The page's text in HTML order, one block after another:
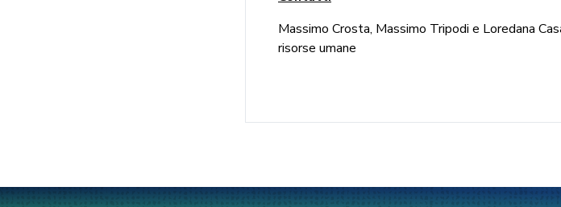
Massimo Crosta, Massimo Tripodi e Loredana
risorse umane